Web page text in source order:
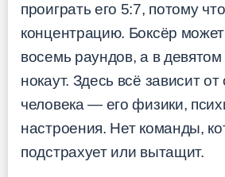
проиграть его 5:7, потому
концентрацию. Боксёр
восемь раундов, а в девятом
нокаут. Здесь всё зависит от
человека — его физики,
настроения. Нет команды,
подстрахует или вытащит.